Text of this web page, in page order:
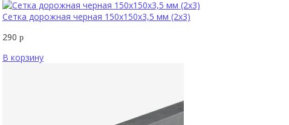
Сетка дорожная черная 150х150х3,5 мм (2х3)
290 р
В корзину